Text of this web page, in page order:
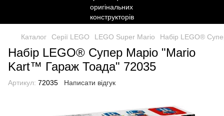
Каталог Серії LEGO LEGO Super Mario Набір LEGO®
Набір LEGO® Супер Маріо "Mario
Kart™ Гараж Тоада" 72035
Артикул: 72035 Написати відгук